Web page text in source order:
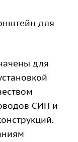
для
для
СИП и